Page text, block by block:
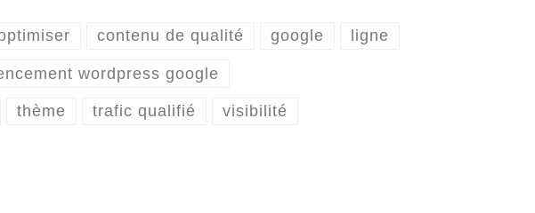
contenu de qualité google ligne
wordpress google
thème trafic qualifié visibilité